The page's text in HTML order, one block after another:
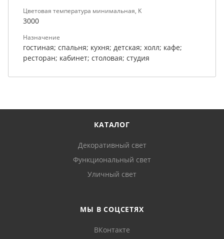
Цветовая температура минимальная, K
3000
Назначение
гостиная; спальня; кухня; детская; холл; кафе;
ресторан; кабинет; столовая; студия
КАТАЛОГ
Декоративный свет
Функциональный свет
Уличный свет
МЫ В СОЦСЕТЯХ
ВКонтакте